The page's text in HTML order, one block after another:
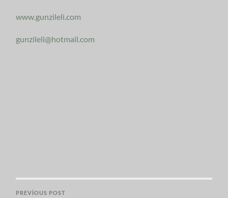
www.gunzileli.com
gunzileli@hotmail.com
PREVIOUS POST